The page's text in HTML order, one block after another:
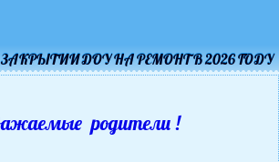
ДОУ НА РЕМОНТ В 2026 ГОДУ
родители !